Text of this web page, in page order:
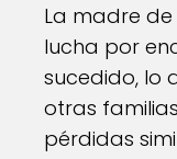
La madre
lucha por
sucedido, lo
otras
pérdidas